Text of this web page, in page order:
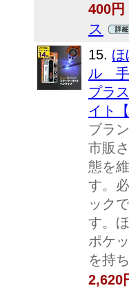
400円
ス
15. ほ
ル 手
プラ
イト
ブラ
市販
態を
す。
ック
す。
ポケ
を持
2,620